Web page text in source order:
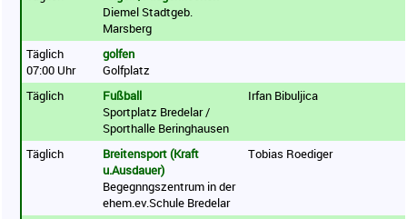
Diemel Stadtgeb.
Marsberg
Täglich
07:00 Uhr
golfen
Golfplatz
Täglich
Fußball
Sportplatz Bredelar /
Sporthalle Beringhausen
Irfan Bibuljica
Täglich
Breitensport (Kraft
u.Ausdauer)
Begegnngszentrum in der
ehem.ev.Schule Bredelar
Tobias Roediger